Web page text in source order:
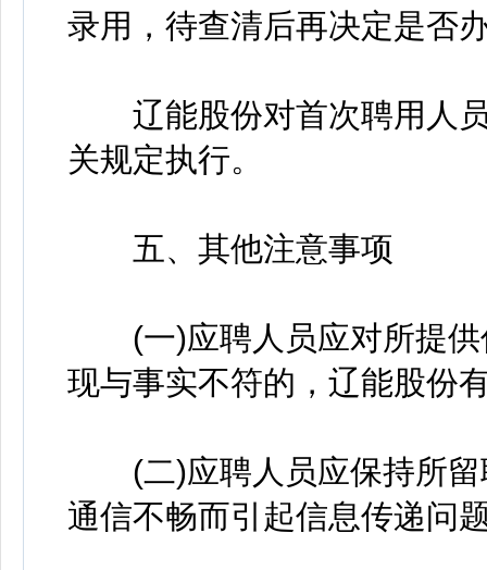
录用，待查清后再决定是否
辽能股份对首次聘用人员
关规定执行。
五、其他注意事项
(一)应聘人员应对所提供
现与事实不符的，辽能股份
(二)应聘人员应保持所留
通信不畅而引起信息传递问